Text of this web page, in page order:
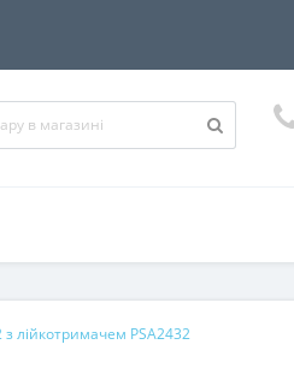
лійкотримачем PSA2432